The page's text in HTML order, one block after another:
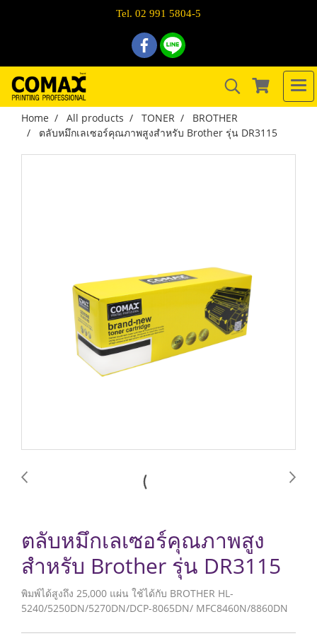
Tel. 02 991 5804-5
Home All products TONER
BROTHER
ตลับหมึกเลเซอร์คุณภาพสูงสำหรับ Brother รุ่น DR3115
ตลับหมึกเลเซอร์คุณภาพสูง
สำหรับ Brother รุ่น DR3115
พิมพ์ได้สูงถึง 25,000 แผ่น ใช้ได้กับ BROTHER HL-
5240/5250DN/5270DN/DCP-8065DN/ MFC8460N/8860DN